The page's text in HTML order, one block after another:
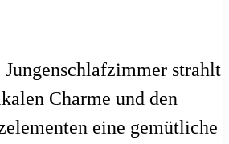
Jungenschlafzimmer strahlt
Charme und den
eine gemütliche